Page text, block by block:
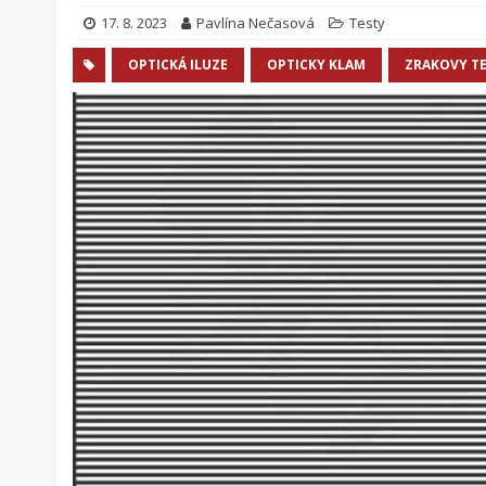
17. 8. 2023 Pavlína Nečasová Testy
OPTICKÁ ILUZE OPTICKY KLAM ZRAKOVY